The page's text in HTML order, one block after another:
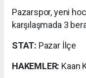
Pazarspor, yeni
karşılaşmada 3
STAT: Pazar İlçe
HAKEMLER: Kaan